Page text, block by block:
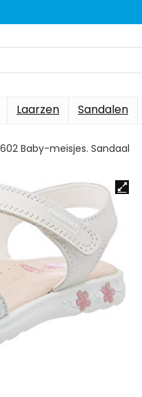
Laarzen Sandalen
Baby-meisjes. Sandaal